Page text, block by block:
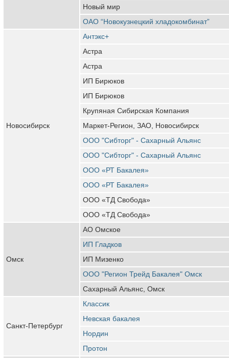
Новый мир
ОАО “Новокузнецкий хладокомбинат”
Новосибирск
Антэкс+
Астра
Астра
ИП Бирюков
ИП Бирюков
Крупяная Сибирская Компания
Маркет-Регион, ЗАО, Новосибирск
ООО "Сибторг" - Сахарный Альянс
ООО "Сибторг" - Сахарный Альянс
ООО «РТ Бакалея»
ООО «РТ Бакалея»
ООО «ТД Свобода»
ООО «ТД Свобода»
Омск
АО Омское
ИП Гладков
ИП Мизенко
ООО "Регион Трейд Бакалея" Омск
Сахарный Альянс, Омск
Санкт-Петербург
Классик
Невская бакалея
Нордин
Протон